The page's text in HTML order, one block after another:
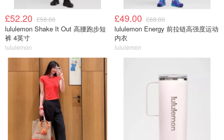
£52.20 £58.00
lululemon Shake It Out 高腰跑步短
裤 4英寸
lululemon
£49.00 £68.00
lululemon Energy 前拉链高强度运动
内衣
lululemon